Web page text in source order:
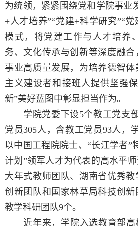
为统领， 紧紧围绕党和学院事业
+人才培养”“党建+科学研究”“党
模式，将党建工作与人才培养
务、文化传承与创新等深度融
事业高质量发展， 为培养德智体
主义建设者和接班人提供坚强
新”美好蓝图中彰显担当作为。
学院党委下设5个教工党支
党员305人，含教工党员93人，
以中国工程院院士、“长江学者”
计划”领军人才为代表的高水平
大年式教师团队、湖南省优秀
创新团队和国家林草局科技创
教学科研团队9个。
近年来，学院入选教育部高